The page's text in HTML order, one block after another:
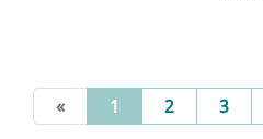
« 1 (current)
2 3